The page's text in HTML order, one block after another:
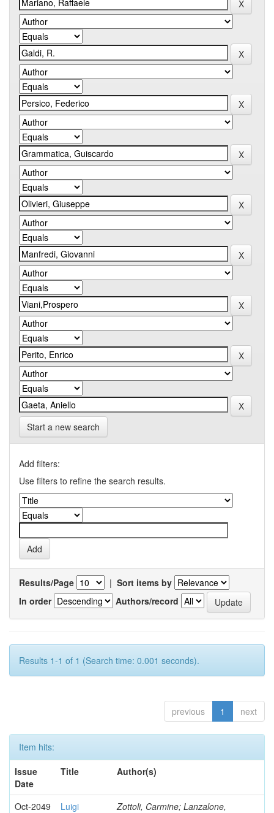
Start a new search
Add filters:
Use filters to refine the search results.
Results/Page | Sort items by
In order
Authors/record
Results 1-1 of 1 (Search time: 0.001 seconds).
previous 1 next
Item hits:
Issue
Date
Title Author(s)
Oct-2049
Luigi
Zottoli, Carmine; Lanzalone,